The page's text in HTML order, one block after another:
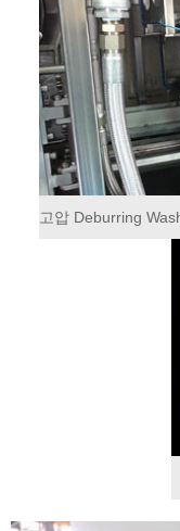
고압 Deburring